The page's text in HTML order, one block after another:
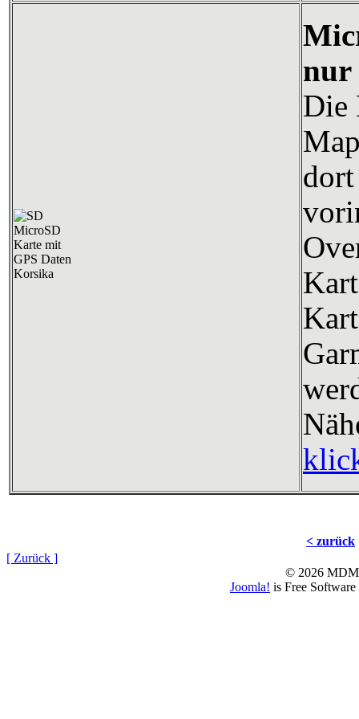
nur
Die
< zurück
[ Zurück ]
© 2026
Joomla! is Free